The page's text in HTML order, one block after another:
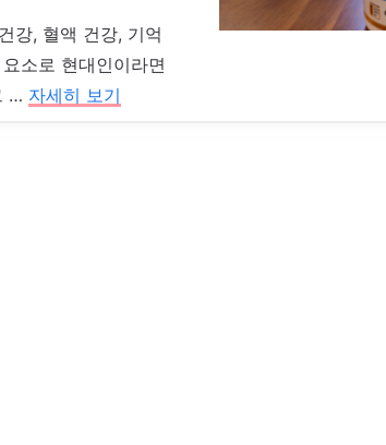
강, 혈액 건강, 기억
소로 현대인이라면
… 자세히 보기